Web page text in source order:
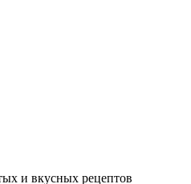
и вкусных рецептов